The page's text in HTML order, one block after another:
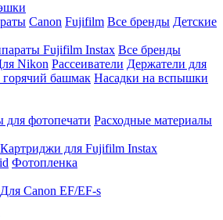
Canon Fujifilm Все бренды Детские
Fujifilm Instax Все бренды
Nikon Рассеиватели Держатели для
башмак Насадки на вспышки
фотопечати Расходные материалы
Картриджи для Fujifilm Instax
Фотопленка
Для Canon EF/EF-s